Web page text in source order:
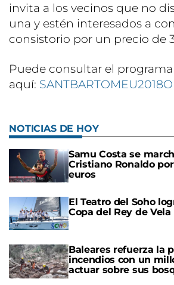
invita a los vecinos que no
una y estén interesados a
consistorio por un precio de
Puede consultar el programa
aquí:
NOTICIAS DE HOY
Samu Costa se
Cristiano Ronaldo
euros
El Teatro del Soho
Copa del Rey de Vela
Baleares refuerza la
incendios con un
actuar sobre sus